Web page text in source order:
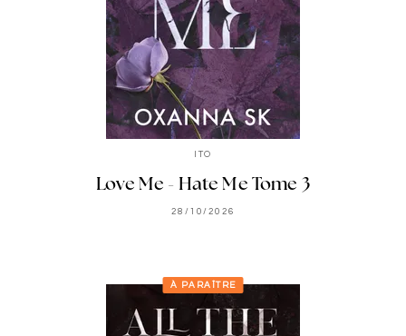
ITO
Love Me - Hate Me Tome 3
28/10/2026
À PARAÎTRE